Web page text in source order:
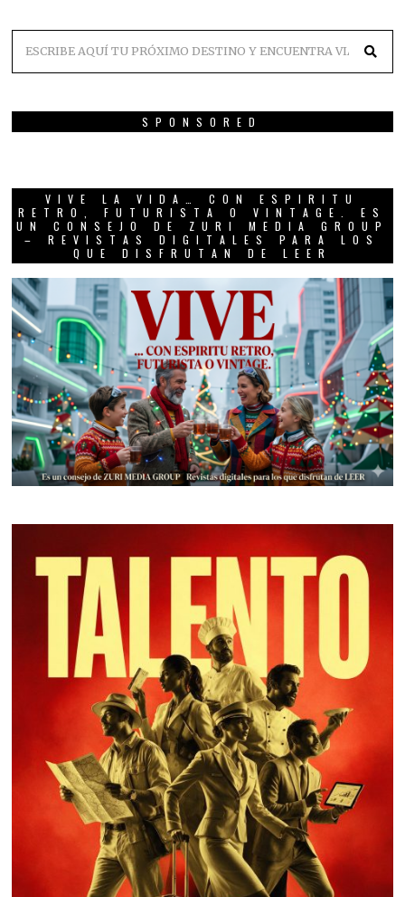
SPONSORED
VIVE LA VIDA… CON ESPIRITU
RETRO, FUTURISTA O VINTAGE. ES
UN CONSEJO DE ZURI MEDIA GROUP
– REVISTAS DIGITALES PARA LOS
QUE DISFRUTAN DE LEER